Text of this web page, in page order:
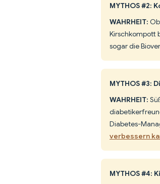
MYTHOS
WAHRHEIT:
Kirschkompott
sogar die
MYTHOS #3:
WAHRHEIT:
Diabetes-
verbessern
MYTHOS